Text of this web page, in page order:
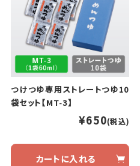
つけつゆ専用ストレートつゆ10
袋セット【MT-3】
¥650(税込)
カートに入れる